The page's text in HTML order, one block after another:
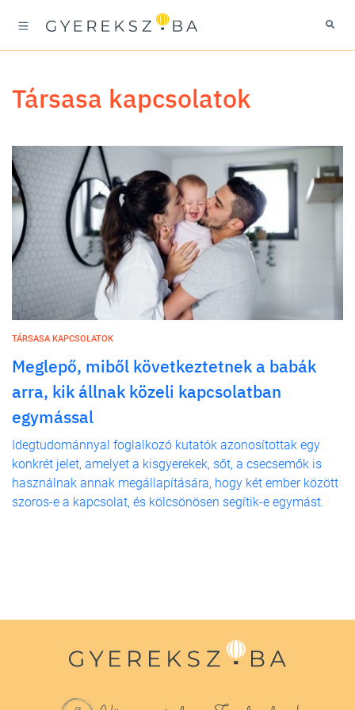
társasa kapcsolatok
TÁRSASA KAPCSOLATOK
Meglepő, miből következtetnek a babák
arra, kik állnak közeli kapcsolatban
egymással
Idegtudománnyal foglalkozó kutatók azonosítottak egy
konkrét jelet, amelyet a kisgyerekek, sőt, a csecsemők is
használnak annak megállapítására, hogy két ember között
szoros-e a kapcsolat, és kölcsönösen segítik-e egymást.